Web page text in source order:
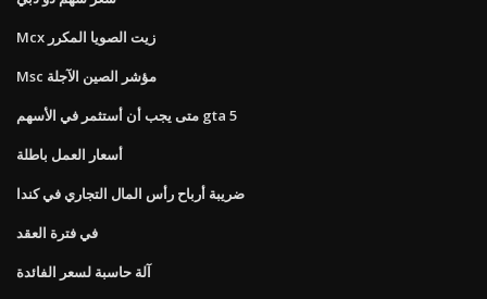
Mcx زيت الصويا المكرر
Msc مؤشر الصين الآجلة
متى يجب أن أستثمر في الأسهم gta 5
أسعار العمل باطلة
ضريبة أرباح رأس المال التجاري في كندا
في فترة العقد
آلة حاسبة لسعر الفائدة